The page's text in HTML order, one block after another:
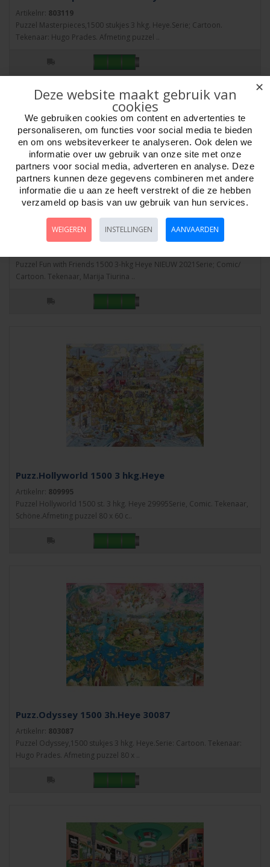
Artikelnr: 803119
Puzzel Masterpieces,1500 stukjes 3 hkg. Heye.Serie; Cartoon.
Tekenaar: Hugo Prades. Afmeting puzzel ..
Puzz.Fun with Friends 1500 3hk.Heye 29929
Puzzel Fun with Friends 1500 3-hkg Heye NIEUW 2021Serie; Comic/
Cartoon. Tekenaar, Marija Tiurina ..
Puzz.Hollyworld 1500 3 hkg.Heye
Artikelnr: 809995
Puzzel Hollyworld 1500 st. 3 hkg. Heye 29995Serie, Comic. Tekenaar,
Schöne.Afmeting puzzel 80 x 60 c..
Puzz.Odyssey 1500 3h.Heye 30087
Artikelnr: 803087
Puzzel Odyssey,1500 stukjes 3 hkg. Heye.Serie: Cartoon. Tekenaar:
Hugo Prades. Afmeting puzzel 80 x ..
✕
Deze website maakt gebruik van
cookies
We gebruiken cookies om content en advertenties te
personaliseren, om functies voor social media te bieden
en om ons websiteverkeer te analyseren. Ook delen we
informatie over uw gebruik van onze site met onze
partners voor social media, adverteren en analyse. Deze
partners kunnen deze gegevens combineren met andere
informatie die u aan ze heeft verstrekt of die ze hebben
verzameld op basis van uw gebruik van hun services.
WEIGEREN INSTELLINGEN AANVAARDEN